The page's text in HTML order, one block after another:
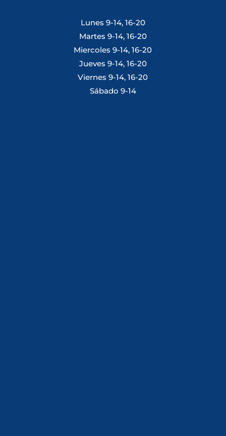
Lunes 9-14, 16-20
Martes 9-14, 16-20
Miercoles 9-14, 16-20
Jueves 9-14, 16-20
Viernes 9-14, 16-20
Sábado 9-14